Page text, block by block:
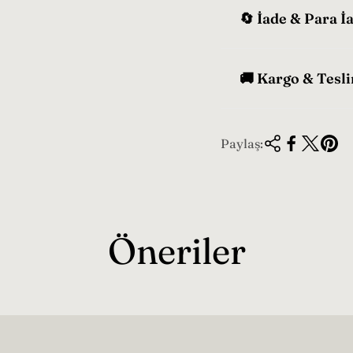
🔄 İade & Para
🚚 Kargo &
Paylaş:
Öneriler